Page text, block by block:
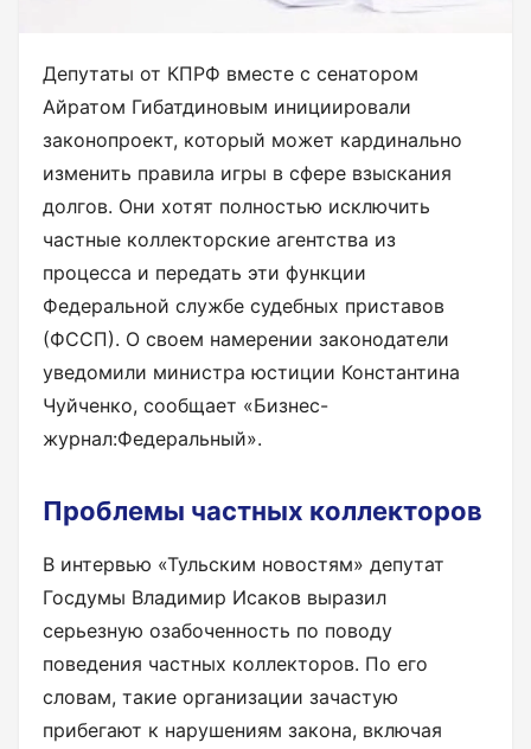
Депутаты от КПРФ вместе с сенатором
Айратом Гибатдиновым инициировали
законопроект, который может кардинально
изменить правила игры в сфере взыскания
долгов. Они хотят полностью исключить
частные коллекторские агентства из
процесса и передать эти функции
Федеральной службе судебных приставов
(ФССП). О своем намерении законодатели
уведомили министра юстиции Константина
Чуйченко, сообщает «Бизнес-
журнал:Федеральный».
Проблемы частных коллекторов
В интервью «Тульским новостям» депутат
Госдумы Владимир Исаков выразил
серьезную озабоченность по поводу
поведения частных коллекторов. По его
словам, такие организации зачастую
прибегают к нарушениям закона, включая